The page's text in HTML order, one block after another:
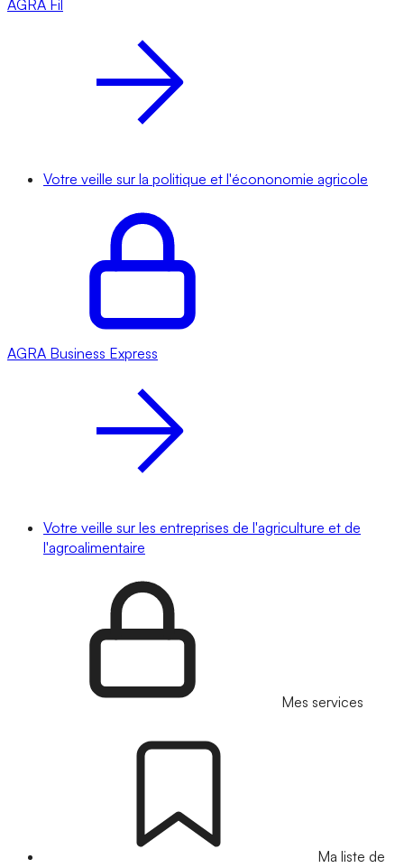
AGRA Fil
Votre veille sur la politique et l'écononomie agricole
AGRA Business Express
Votre veille sur les entreprises de l'agriculture et de
l'agroalimentaire
Mes services
Ma liste de